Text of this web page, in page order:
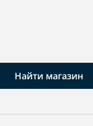
Найти магазин